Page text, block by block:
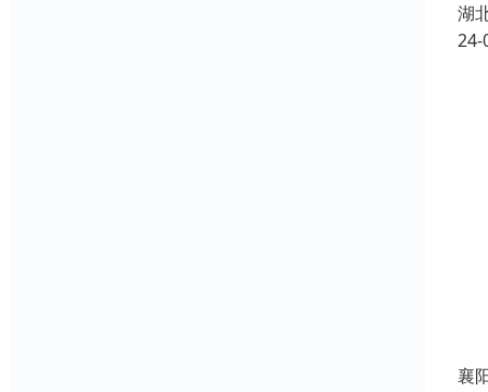
湖
24-
襄